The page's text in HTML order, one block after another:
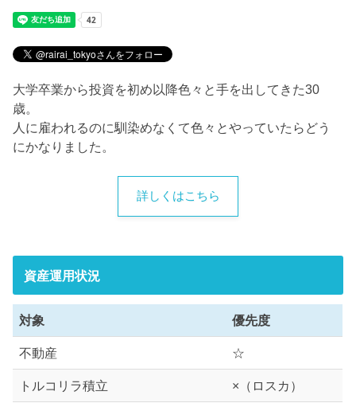
大学卒業から投資を初め以降色々と手を出してきた30
歳。
人に雇われるのに馴染めなくて色々とやっていたらどう
にかなりました。
詳しくはこちら
資産運用状況
対象 優先度
不動産 ☆
トルコリラ積立 ×（ロスカ）